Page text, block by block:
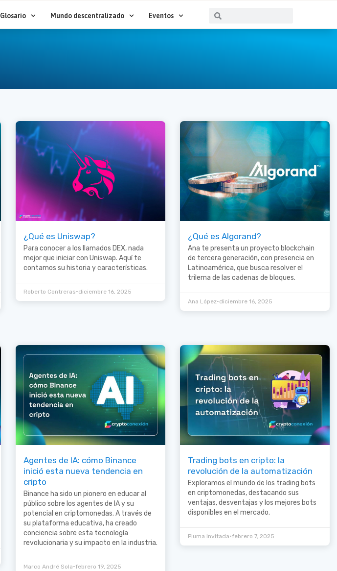
Glosario Mundo descentralizado Eventos Buscar
¿Qué es Uniswap?
Para conocer a los llamados DEX, nada
mejor que iniciar con Uniswap. Aquí te
contamos su historia y características.
Roberto Contreras•diciembre 16, 2025
¿Qué es Algorand?
Ana te presenta un proyecto blockchain
de tercera generación, con presencia en
Latinoamérica, que busca resolver el
trilema de las cadenas de bloques.
Ana López•diciembre 16, 2025
Agentes de IA: cómo Binance
inició esta nueva tendencia en
cripto
Binance ha sido un pionero en educar al
público sobre los agentes de IA y su
potencial en criptomonedas. A través de
su plataforma educativa, ha creado
conciencia sobre esta tecnología
revolucionaria y su impacto en la industria.
Marco André Sola•febrero 19, 2025
Trading bots en cripto: la
revolución de la automatización
Exploramos el mundo de los trading bots
en criptomonedas, destacando sus
ventajas, desventajas y los mejores bots
disponibles en el mercado.
Pluma Invitada•febrero 7, 2025